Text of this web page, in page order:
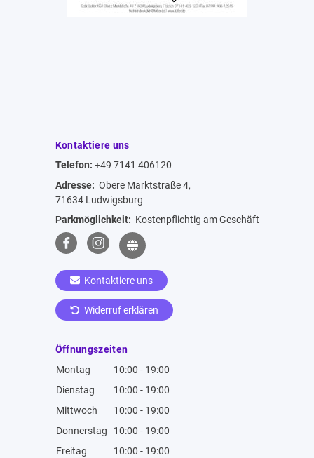
Kontaktiere uns
Telefon: +49 7141 406120
Adresse: Obere Marktstraße 4,
71634 Ludwigsburg
Parkmöglichkeit: Kostenpflichtig am Geschäft
Kontaktiere uns
Widerruf erklären
Öffnungszeiten
Montag
10:00 - 19:00
Dienstag
10:00 - 19:00
Mittwoch
10:00 - 19:00
Donnerstag
10:00 - 19:00
Freitag
10:00 - 19:00